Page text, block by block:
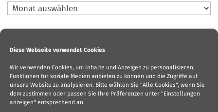
Diese Webseite verwendet Cookies
Wir verwenden Cookies, um Inhalte und Anzeigen zu personalisieren,
Funktionen für soziale Medien anbieten zu können und die Zugriffe auf
unsere Website zu analysieren. Bitte wählen Sie "Alle Cookies", wenn Sie
dem zustimmen oder passen Sie Ihre Präferenzen unter "Einstellungen
anzeigen" entsprechend an.
Archiv
Beendet: Lyrik-Musik-Event „Aufgehorcht. Nicht nur
mein Mund kann sprechen“
OFFENES ATELIER andrea denis